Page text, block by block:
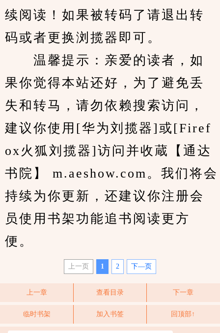
续阅读！如果被转码了请退出转
码或者更换浏揽器即可。
温馨提示：亲爱的读者，如
果你觉得本站还好，为了避免丢
失和转马，请勿依赖搜索访问，
建议你使用[华为刘揽器]或[Firef
ox火狐刘揽器]访问并收蔵【通达
书院】 m.aeshow.com。我们将会
持续为你更新，还建议你注册会
员使用书架功能追书阅读更方
便。
上一页 1 2 下—页
上一章 查看目录 下一章
临时书架 加入书签 回顶部↑